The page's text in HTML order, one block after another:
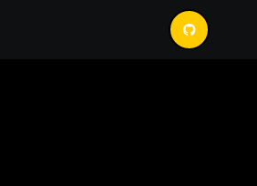
GithubActions における